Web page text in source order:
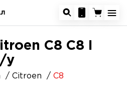
C8 C8 I
у
Citroen C8